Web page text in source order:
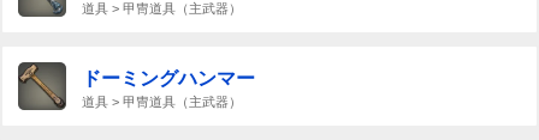
道具 > 甲冑道具（主武器）
ドーミングハンマー
道具 > 甲冑道具（主武器）